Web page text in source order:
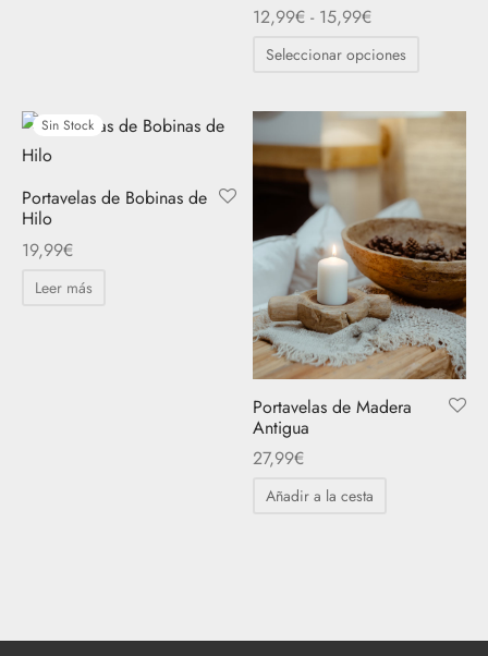
12,99€ - 15,99€Rango
precios:
12,99€
hasta
15,99€
Seleccionar opciones
múltiples
opciones
se
pueden
elegir
en
la
página
Sin Stock
Portavelas de Bobinas de
Hilo
19,99€
Leer más
Portavelas de Madera
Antigua
27,99€
Añadir a la cesta